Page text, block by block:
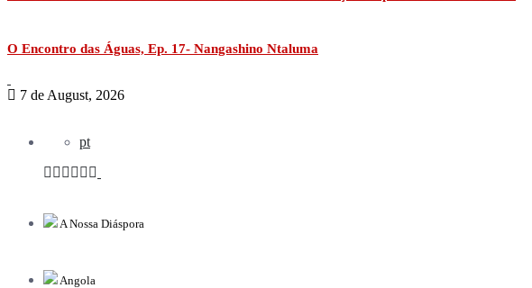
O Encontro das Águas, Ep. 17- Nangashino Ntaluma
7 de August, 2026
pt
A Nossa Diáspora
Angola